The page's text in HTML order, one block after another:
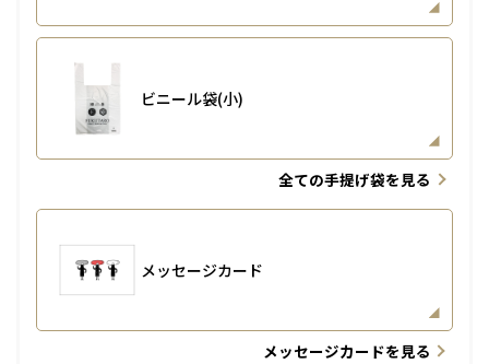
ビニール袋(小)
全ての手提げ袋を見る
メッセージカード
メッセージカードを見る